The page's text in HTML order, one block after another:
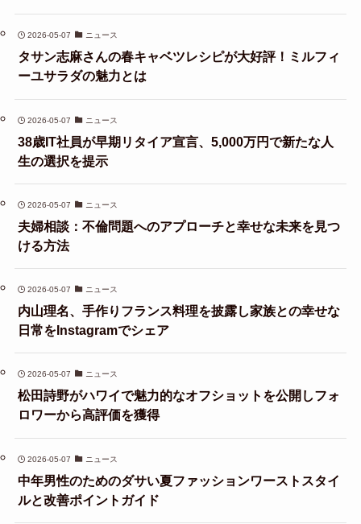
2026-05-07 ニュース
タサン志麻さんの春キャベツレシピが大好評！ミルフィ
ーユサラダの魅力とは
2026-05-07 ニュース
38歳IT社員が早期リタイア宣言、5,000万円で新たな人
生の選択を提示
2026-05-07 ニュース
夫婦相談：不倫問題へのアプローチと幸せな未来を見つ
ける方法
2026-05-07 ニュース
内山理名、手作りフランス料理を披露し家族との幸せな
日常をInstagramでシェア
2026-05-07 ニュース
松田詩野がハワイで魅力的なオフショットを公開しフォ
ロワーから高評価を獲得
2026-05-07 ニュース
中年男性のためのダサい夏ファッションワーストスタイ
ルと改善ポイントガイド